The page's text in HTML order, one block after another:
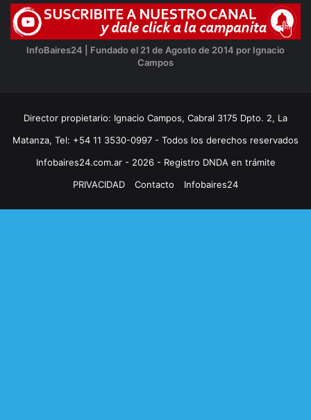
InfoBaires24 | Fundado el 21 de Agosto de 2014 por Ignacio
Campos
Director propietario: Ignacio Campos, Cabral 3175 Dpto. 2, La
Matanza, Tel: +54 11 3530-0997 - Todos los derechos reservados
Infobaires24.com.ar - 2026 - Registro DNDA en trámite
PRIVACIDAD
Contacto Infobaires24